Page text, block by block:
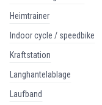
heimtrainer
indoor cycle / speedbike
kraftstation
langhantelablage
laufband